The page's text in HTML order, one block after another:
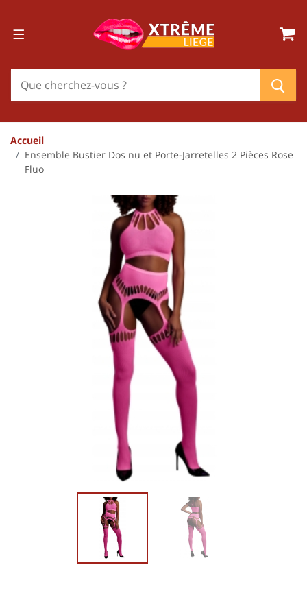
Accueil
Ensemble Bustier Dos nu et Porte-Jarretelles 2 Pièces Rose
Fluo